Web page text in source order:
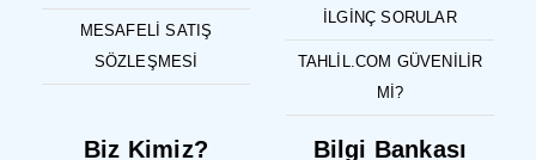
MESAFELI SATIŞ
SÖZLEŞMESI
İLGINÇ SORULAR
TAHLIL.COM GÜVENILIR
MI?
Biz Kimiz? Bilgi Bankası